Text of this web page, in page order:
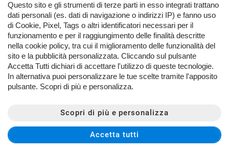
TORNA IN CIMA
Copyright © 2026 Lattuga Giulio Srl - P.IVA 00556340396 -Leggi
l'informativa sulla privacy -Cookie Policy
Questo sito e gli strumenti di terze parti in esso integrati trattano
dati personali (es. dati di navigazione o indirizzi IP) e fanno uso
di Cookie, Pixel, Tags o altri identificatori necessari per il
funzionamento e per il raggiungimento delle finalità descritte
nella cookie policy, tra cui il miglioramento delle funzionalità del
sito e la pubblicità personalizzata. Cliccando sul pulsante
Accetta Tutti dichiari di accettare l'utilizzo di queste tecnologie.
In alternativa puoi personalizzare le tue scelte tramite l'apposito
pulsante. Scopri di più e personalizza.
Scopri di più e personalizza
Accetta tutti